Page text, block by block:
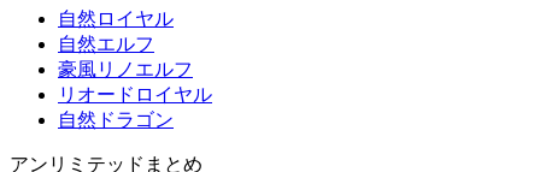
自然ロイヤル
自然エルフ
豪風リノエルフ
リオードロイヤル
自然ドラゴン
アンリミテッドまとめ